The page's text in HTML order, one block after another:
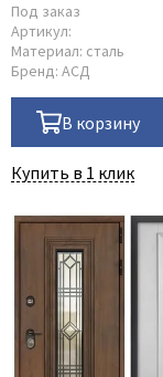
Под заказ
Артикул:
Материал: сталь
Бренд: АСД
В корзину
Купить в 1 клик